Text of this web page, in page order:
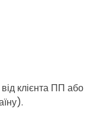
клієнта ПП або